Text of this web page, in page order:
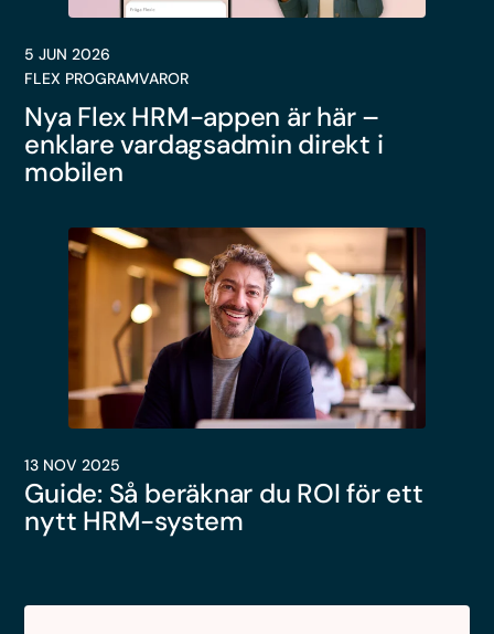
5 JUN 2026
FLEX PROGRAMVAROR
Nya Flex HRM-appen är här –
enklare vardagsadmin direkt i
mobilen
13 NOV 2025
Guide: Så beräknar du ROI för ett
nytt HRM-system